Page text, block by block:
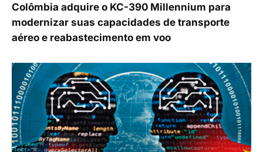
Colômbia adquire o KC-390 Millennium para
modernizar suas capacidades de transporte
aéreo e reabastecimento em voo